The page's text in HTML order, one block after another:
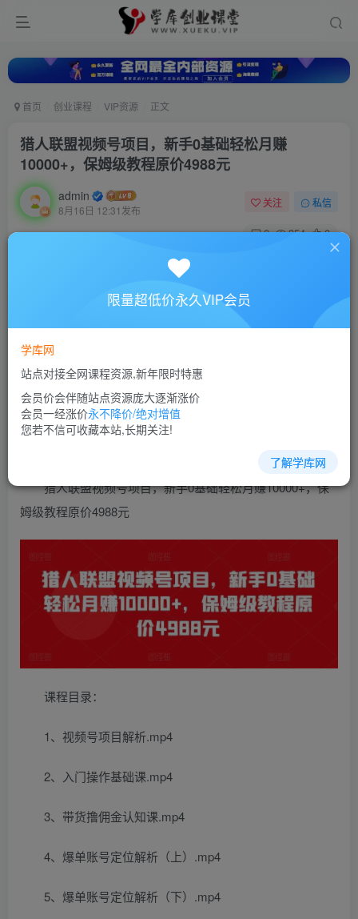
首页 创业课程 VIP资源 正文
猎人联盟视频号项目，新手0基础轻松月赚
10000+，保姆级教程原价4988元
admin
8月16日 12:31发布
关注 私信
0 354 0
此内容为付费资源，请付费后查看
10
立即购买
您当前未登录！建议登陆后购买，可保存购买订单
猎人联盟视频号项目，新手0基础轻松月赚10000+，保
姆级教程原价4988元
课程目录：
1、视频号项目解析.mp4
2、入门操作基础课.mp4
3、带货撸佣金认知课.mp4
4、爆单账号定位解析（上）.mp4
5、爆单账号定位解析（下）.mp4
限量超低价永久VIP会员
学库网
站点对接全网课程资源,新年限时特惠
会员价会伴随站点资源庞大逐渐涨价
会员一经涨价永不降价/绝对增值
您若不信可收藏本站,长期关注!
了解学库网